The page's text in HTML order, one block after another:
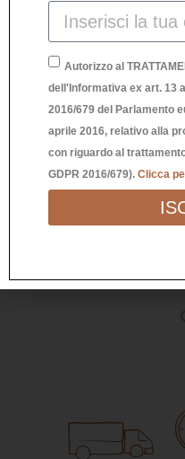
LUCKY
Autorizzo al
dell'Informativa ex art. 13
2016/679 del Parlamento
aprile 2016, relativo alla
con riguardo al
GDPR 2016/679). Clicca